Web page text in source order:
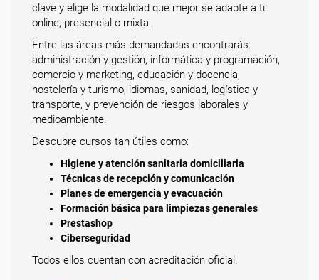
clave y elige la modalidad que mejor se adapte a ti:
online, presencial o mixta.
Entre las áreas más demandadas encontrarás:
administración y gestión, informática y programación,
comercio y marketing, educación y docencia,
hostelería y turismo, idiomas, sanidad, logística y
transporte, y prevención de riesgos laborales y
medioambiente.
Descubre cursos tan útiles como:
Higiene y atención sanitaria domiciliaria
Técnicas de recepción y comunicación
Planes de emergencia y evacuación
Formación básica para limpiezas generales
Prestashop
Ciberseguridad
Todos ellos cuentan con acreditación oficial.